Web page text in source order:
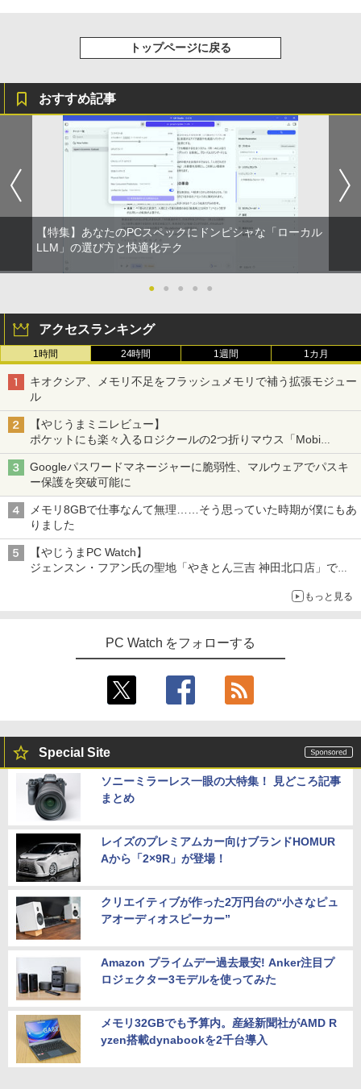
モバイルディスプレイ 自立型 1920*1080
FHD ポータブルモニター IPS液晶パネル
h/PS3/PS4/PS5/Xbox One/PC/スマホ/U
￥8,980
モバイルモニター 10.5インチ FHD1280P
モバイルディスプレイ 高輝度400nits 10
0%sRGB 超軽量260g 極細ベゼル ポータ
ブルモニター IPSパネル HDR対応 USB T
ype-C/mini HDMI接続可 ゲーム機/携帯
電話/PC/Mac対応
￥8,999
5
SWAN-白鳥ー完結記念プレミアムセット
￥21,534
セリング 自動ペアリング Type-C充電 マイク
付き 防水 タッチ式音量調整 スポーツ/通勤/通
学/WEB会議(ホワイト)
Xiaomi シャオミ REDMI Buds 8 Lite ワイヤ
レスイヤホン Bluetooth 5.4 ノイズキャンセ
リング ANC 36時間再生
￥2,980
On My Road (Stadium ver.)
￥250
￥1,625
￥1,653
ONE PIECE モノクロ版 115 (ジャンプコミッ
￥594
トップページに戻る
おすすめ記事
【特集】あなたのPCスペックにドンピシャな「ローカル
LLM」の選び方と快適化テク
● ● ● ● ●
アクセスランキング
1時間 24時間 1週間 1カ月
キオクシア、メモリ不足をフラッシュメモリで補う拡張モジュー
ル
【やじうまミニレビュー】
ポケットにも楽々入るロジクールの2つ折りマウス「Mobi
Fold」。その気になるギミックとは？
Googleパスワードマネージャーに脆弱性、マルウェアでパスキ
ー保護を突破可能に
メモリ8GBで仕事なんて無理……そう思っていた時期が僕にもあ
りました
【やじうまPC Watch】
ジェンスン・フアン氏の聖地「やきとん三吉 神田北口店」で
～コース名を変更したのはNVIDIAに怒られたからではないもっと見る
PC Watch をフォローする
Special Site
ソニーミラーレス一眼の大特集！ 見どころ記事
まとめ
レイズのプレミアムカー向けブランドHOMUR
Aから「2×9R」が登場！
クリエイティブが作った2万円台の“小さなピュ
アオーディオスピーカー”
Amazon プライムデー過去最安! Anker注目プ
ロジェクター3モデルを使ってみた
メモリ32GBでも予算内。産経新聞社がAMD R
yzen搭載dynabookを2千台導入